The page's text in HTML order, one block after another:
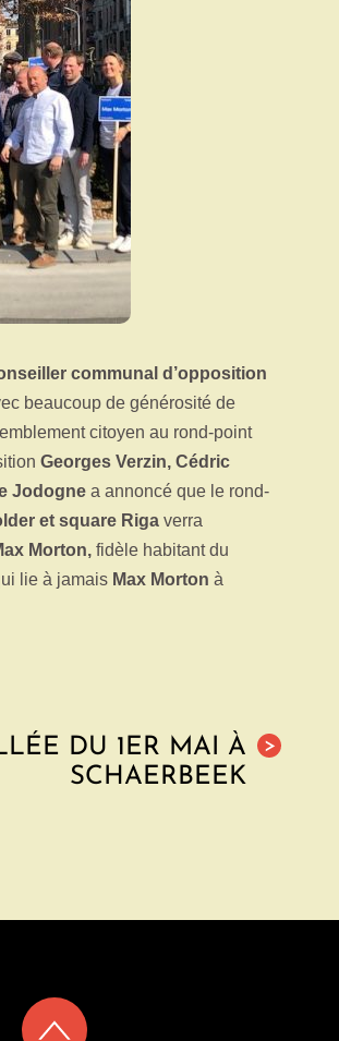
communal d’opposition
beaucoup de générosité de
citoyen au rond-point
Georges Verzin, Cédric
Jodogne a annoncé que le rond-
et square Riga verra
Morton, fidèle habitant du
lie à jamais Max Morton à
>
DU 1ER MAI À
SCHAERBEEK